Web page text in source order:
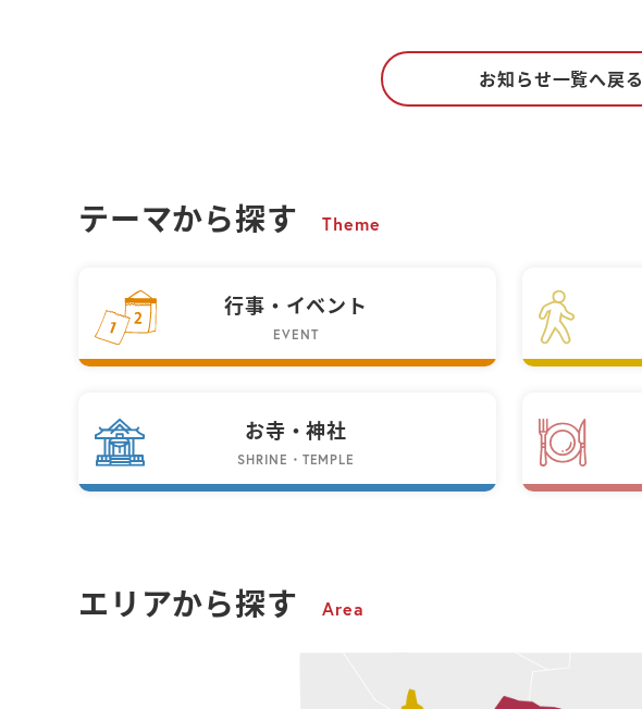
お知らせ一覧へ戻る
テーマから探す Theme
行事・イベント
EVENT
お寺・神社
SHRINE・TEMPLE
エリアから探す Area